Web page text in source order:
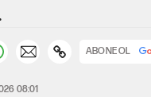
ABONE OL
08:01